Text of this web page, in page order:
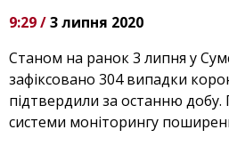
9:29 /3 липня 2020
Станом на ранок 3 липня у
зафіксовано 304 випадки
підтвердили за останню добу.
системи моніторингу